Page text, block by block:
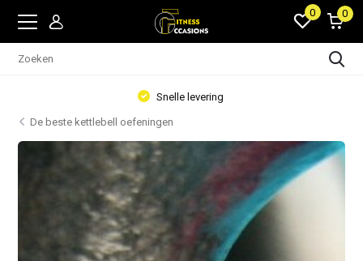
0 0
Snelle levering
De beste kettlebell oefeningen